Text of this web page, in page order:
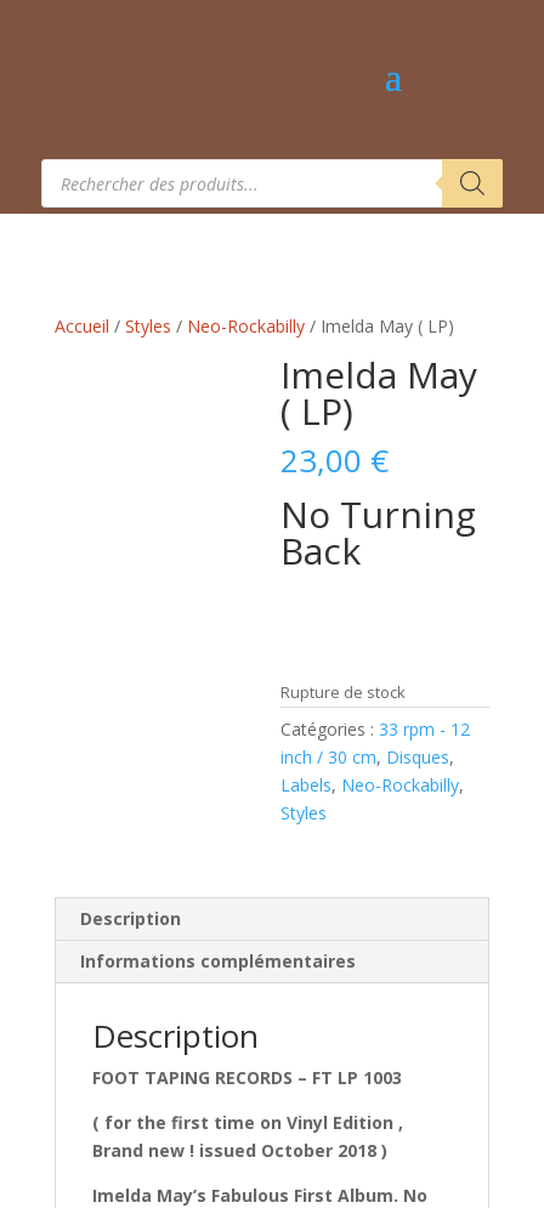
Recherche
produits
Accueil / Styles / Neo-Rockabilly/ Imelda May ( LP)
Imelda May
( LP)
23,00 €
No Turning
Back
Rupture de stock
Catégories : 33 rpm - 12
inch / 30 cm, Disques,
Labels, Neo-Rockabilly,
Styles
Description
Informations complémentaires
Description
FOOT TAPING RECORDS – FT LP 1003
( for the first time on Vinyl Edition ,
Brand new ! issued October 2018 )
Imelda May’s Fabulous First Album. No